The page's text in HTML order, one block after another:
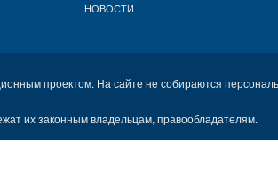
НОВОСТИ
проектом. На сайте не собираются
их законным владельцам, правообладателям.